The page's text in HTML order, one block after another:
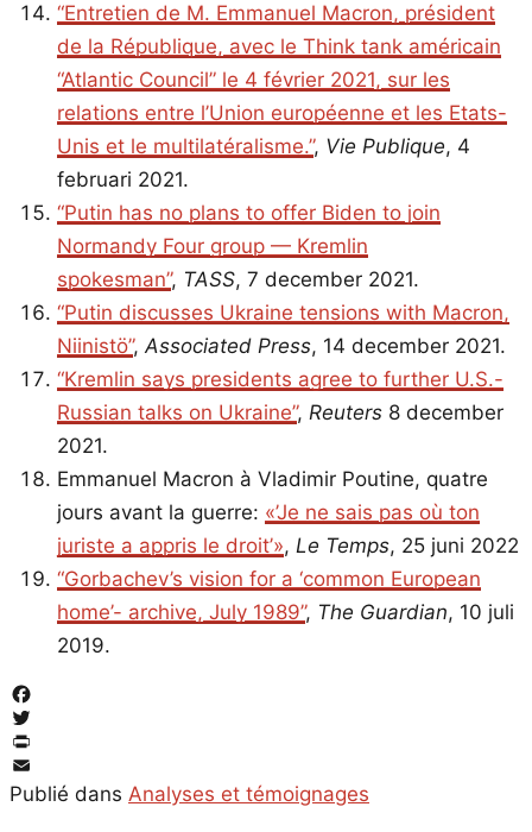
“Entretien de M. Emmanuel Macron, président
de la République, avec le Think tank américain
“Atlantic Council” le 4 février 2021, sur les
relations entre l’Union européenne et les Etats-
Unis et le multilatéralisme.”, Vie Publique, 4
februari 2021.
“Putin has no plans to offer Biden to join
Normandy Four group — Kremlin
spokesman”, TASS, 7 december 2021.
“Putin discusses Ukraine tensions with Macron,
Niinistö”,Associated Press, 14 december 2021.
“Kremlin says presidents agree to further U.S.-
Russian talks on Ukraine”, Reuters 8 december
2021.
Emmanuel Macron à Vladimir Poutine, quatre
jours avant la guerre: «’Je ne sais pas où ton
juriste a appris le droit’», Le Temps, 25 juni 2022
“Gorbachev’s vision for a ‘common European
home’- archive, July 1989”, The Guardian, 10 juli
2019.
Facebook
Twitter
PrintFriendly
Email
Publié dans Analyses et témoignages